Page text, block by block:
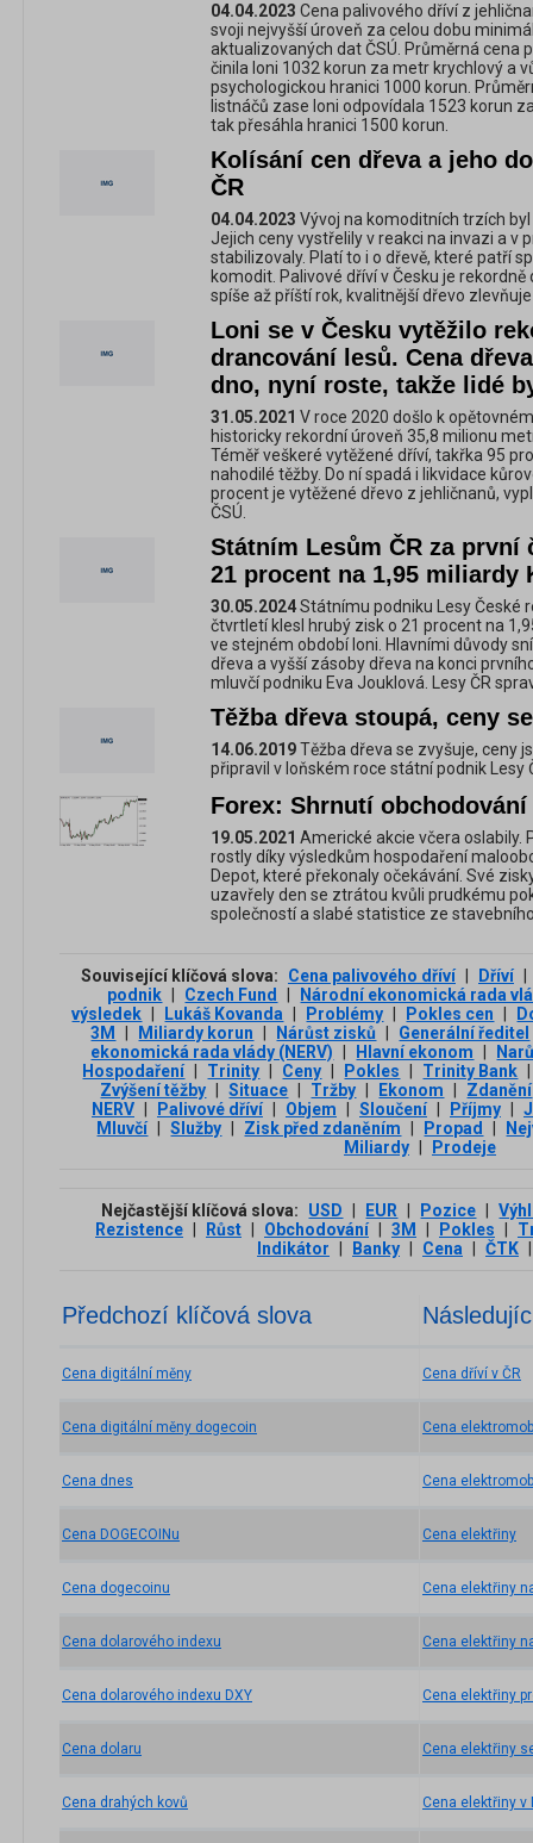
04.04.2023 Cena palivového dříví z
svoji nejvyšší úroveň za celou dobu
aktualizovaných dat ČSÚ. Průměrná cena
činila loni 1032 korun za metr krychlový a
psychologickou hranici 1000 korun.
listnáčů zase loni odpovídala 1523 korun
tak přesáhla hranici 1500 korun.
Kolísání cen dřeva a jeho
ČR
04.04.2023 Vývoj na komoditních trzích
Jejich ceny vystřelily v reakci na invazi a v
stabilizovaly. Platí to i o dřevě, které patří
komodit. Palivové dříví v Česku je
spíše až příští rok, kvalitnější dřevo
Loni se v Česku vytěžilo
drancování lesů. Cena
dno, nyní roste, takže lidé
31.05.2021 V roce 2020 došlo k
historicky rekordní úroveň 35,8 milionu
Téměř veškeré vytěžené dříví, takřka 95
nahodilé těžby. Do ní spadá i likvidace
procent je vytěžené dřevo z jehličnanů,
ČSÚ.
Státním Lesům ČR za
21 procent na 1,95 miliardy
30.05.2024Státnímu podniku Lesy České
čtvrtletí klesl hrubý zisk o 21 procent na
ve stejném období loni. Hlavními důvody
dřeva a vyšší zásoby dřeva na konci
mluvčí podniku Eva Jouklová. Lesy ČR
Těžba dřeva stoupá, ceny
14.06.2019Těžba dřeva se zvyšuje, ceny
připravil v loňském roce státní podnik Lesy
Forex: Shrnutí obchodování
19.05.2021 Americké akcie včera oslabily.
rostly díky výsledkům hospodaření
Depot, které překonaly očekávání. Své
uzavřely den se ztrátou kvůli prudkému
společností a slabé statistice ze
Související klíčová slova: Cena palivového dříví Dříví
podnik
Czech Fund
Národní ekonomická rada
výsledek
Lukáš Kovanda Problémy Pokles cen
3М
Miliardy korun Nárůst zisků
Generální ředitel
ekonomická rada vlády (NERV)
Hlavní ekonom
Hospodaření
Trinity Ceny Pokles Trinity Bank
Zvýšení těžby
Situace Tržby Ekonom
Zdanění
NERV
Palivové dříví Objem Sloučení Příjmy
Mluvčí
Služby Zisk před zdaněním Propad
Miliardy
Prodeje
Nejčastější klíčová slova: USD EUR Pozice
Rezistence
Růst Obchodování 3М Pokles
Indikátor
Banky Cena ČTK
Předchozí klíčová slova
Cena digitální měny
Cena digitální měny dogecoin
Cena dnes
Cena DOGECOINu
Cena dogecoinu
Cena dolarového indexu
Cena dolarového indexu DXY
Cena dolaru
Cena drahých kovů
Cena dříví v ČR
Cena
Cena
Cena elektřiny
Cena elektřiny
Cena elektřiny
Cena elektřiny
Cena elektřiny
Cena elektřiny v